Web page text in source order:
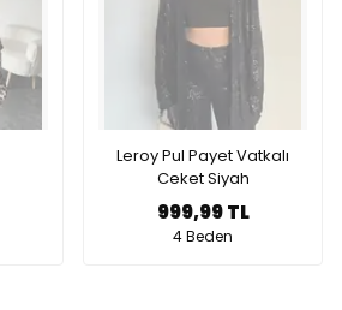
Leroy Pul Payet Vatkalı
Ceket Siyah
999,99 TL
4 Beden